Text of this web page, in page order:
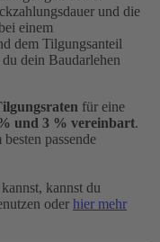
und die
einem
dem Tilgungsanteil
dein Baudarlehen
für eine
und 3 % vereinbart.
passende
kannst du
oder hier mehr